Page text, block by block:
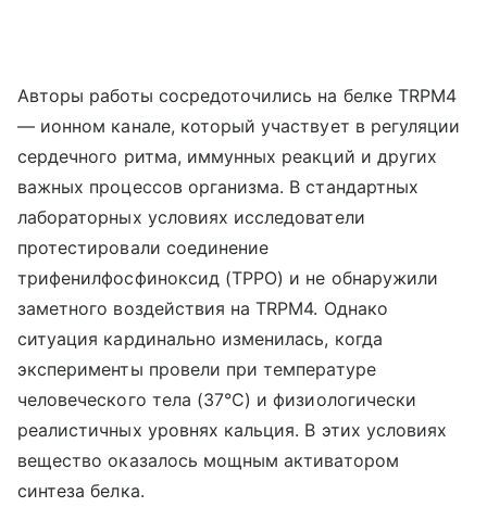
Авторы работы сосредоточились на белке TRPM4
— ионном канале, который участвует в регуляции
сердечного ритма, иммунных реакций и других
важных процессов организма. В стандартных
лабораторных условиях исследователи
протестировали соединение
трифенилфосфиноксид (TPPO) и не обнаружили
заметного воздействия на TRPM4. Однако
ситуация кардинально изменилась, когда
эксперименты провели при температуре
человеческого тела (37°C) и физиологически
реалистичных уровнях кальция. В этих условиях
вещество оказалось мощным активатором
синтеза белка.